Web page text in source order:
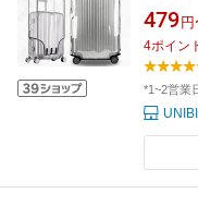
M サイ
28イ
Lサイ
い捨
479
4ポイン
*1~2営業